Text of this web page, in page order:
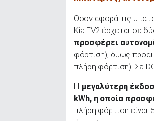
Όσον αφορά τις
Kia EV2 έρχεται σε
προσφέρει
φόρτιση), όμως
πλήρη φόρτιση). Σε
Η μεγαλύτερη
kWh, η οποία
πλήρη φόρτιση είναι